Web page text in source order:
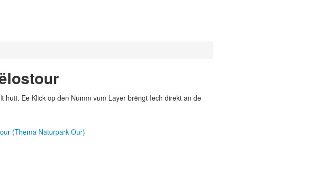
Ee Klick op den Numm vum Layer brëngt Iech direkt an de
(Thema Naturpark Our)